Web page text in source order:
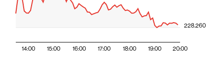
14:00 15:00 16:00 17:00 18:00 19:00 20:00
228.260